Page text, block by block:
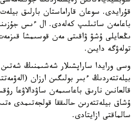
قۇرايدى. سوعان قاراماستان بارلىق
باعامەن ساتىلىپ كەلەدى. ال ءىس
ىڭعايلى ۇشۋ ۋاقىتى مەن قوسىمشا
تولەۋگە دايىن.
وسى ورايدا ساراپشىلار شەشىمنىڭ شەتىن
بيلەتتەردىڭ ءبىر بولىگىن ارزان
قالعانىن نارىق باعاسىمەن ساۋدالاۋعا
ۇشاق بيلەتتەرىن حالىققا قولجەتىمدى
سالماقتى ازايتادى.